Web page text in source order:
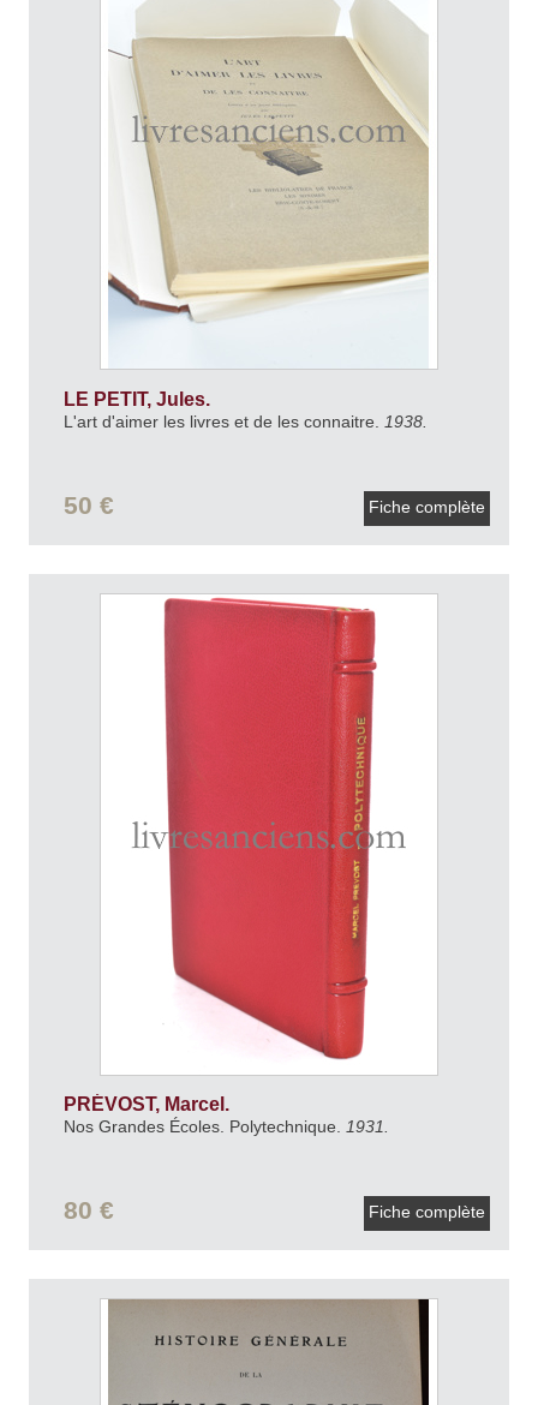
LE PETIT, Jules.
L'art d'aimer les livres et de les connaitre. 1938.
50 € Fiche complète
PRÉVOST, Marcel.
Nos Grandes Écoles. Polytechnique. 1931.
80 € Fiche complète